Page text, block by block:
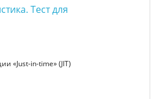
Тест для
«Just-in-time» (JIT)